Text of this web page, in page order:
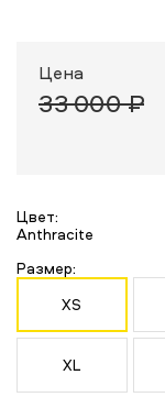
Цена
33 000 ₽
Цвет:
Anthracite
Размер:
XS
XL